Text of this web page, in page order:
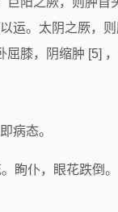
运。太阴之厥，
膝，阴缩肿 [5]
病态。
眴仆，眼花跌倒。